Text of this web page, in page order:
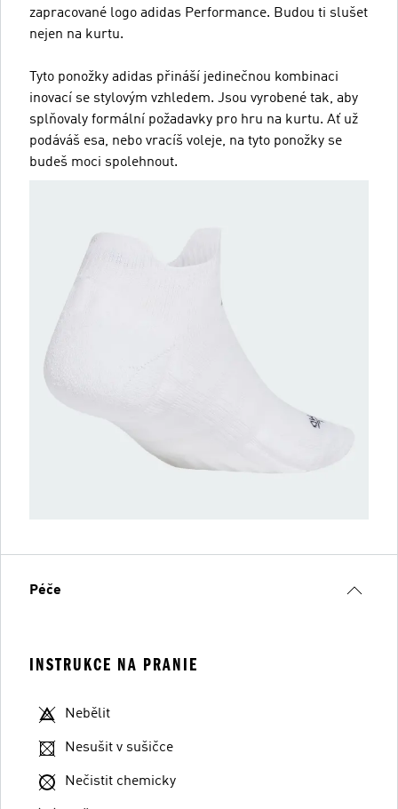
zapracované logo adidas Performance. Budou ti slušet
nejen na kurtu.
Tyto ponožky adidas přináší jedinečnou kombinaci
inovací se stylovým vzhledem. Jsou vyrobené tak, aby
splňovaly formální požadavky pro hru na kurtu. Ať už
podáváš esa, nebo vracíš voleje, na tyto ponožky se
budeš moci spolehnout.
Péče
INSTRUKCE NA PRANIE
Nebělit
Nesušit v sušičce
Nečistit chemicky